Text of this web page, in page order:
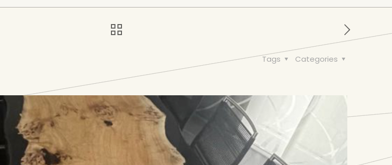
Categories
Tags